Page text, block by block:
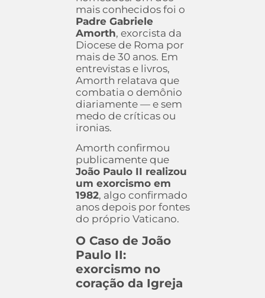
mais conhecidos foi o
Padre Gabriele
Amorth, exorcista da
Diocese de Roma por
mais de 30 anos. Em
entrevistas e livros,
Amorth relatava que
combatia o demônio
diariamente — e sem
medo de críticas ou
ironias.
Amorth confirmou
publicamente que
João Paulo II realizou
um exorcismo em
1982, algo confirmado
anos depois por fontes
do próprio Vaticano.
O Caso de João
Paulo II:
exorcismo no
coração da Igreja